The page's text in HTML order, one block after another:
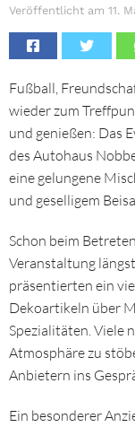
Veröffentlicht am 11.
Fußball,
wieder zum
und genießen: Das
des Autohaus
eine gelungene
und geselligem
Schon beim
Veranstaltung
präsentierten ein
Dekoartikeln über
Spezialitäten. Viele
Atmosphäre zu
Anbietern ins
Ein besonderer